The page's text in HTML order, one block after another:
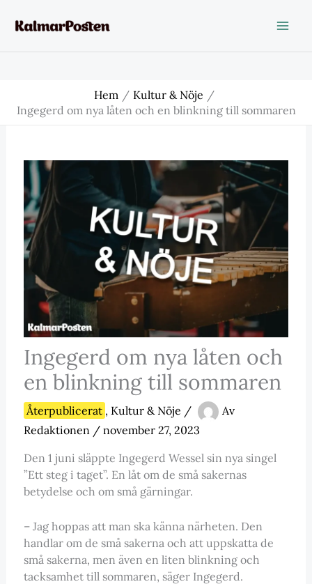
Hem
Kultur & Nöje
Ingegerd om nya låten och en blinkning till sommaren
Ingegerd om nya låten och
en blinkning till sommaren
Återpublicerat , Kultur & Nöje /
Av
Redaktionen / november 27, 2023
Den 1 juni släppte Ingegerd Wessel sin nya singel
”Ett steg i taget”. En låt om de små sakernas
betydelse och om små gärningar.
– Jag hoppas att man ska känna närheten. Den
handlar om de små sakerna och att uppskatta de
små sakerna, men även en liten blinkning och
tacksamhet till sommaren, säger Ingegerd.